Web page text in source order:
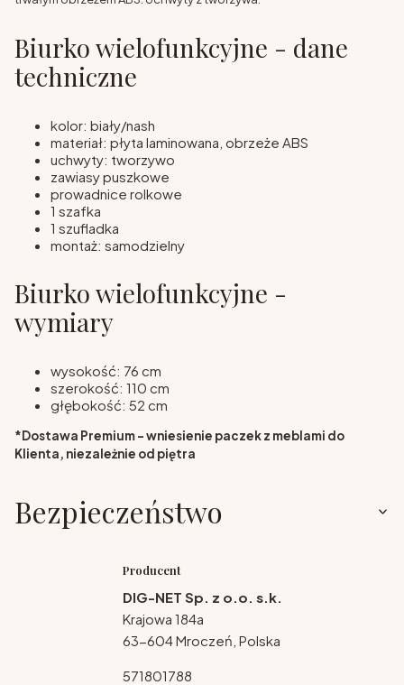
Biurko wielofunkcyjne - dane
techniczne
kolor: biały/nash
materiał: płyta laminowana, obrzeże ABS
uchwyty: tworzywo
zawiasy puszkowe
prowadnice rolkowe
1 szafka
1 szufladka
montaż: samodzielny
Biurko wielofunkcyjne -
wymiary
wysokość: 76 cm
szerokość: 110 cm
głębokość: 52 cm
*Dostawa Premium - wniesienie paczek z meblami do
Klienta, niezależnie od piętra
Bezpieczeństwo
Producent
DIG-NET Sp. z o.o. s.k.
Krajowa 184a
63-604 Mroczeń, Polska
571801788